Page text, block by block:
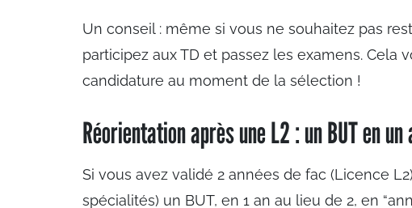
Un conseil : même si vous ne souhaitez pas
participez aux TD et passez les examens. Cela
candidature au moment de la sélection !
Réorientation après une L2 : un BUT en un
Si vous avez validé 2 années de fac (Licence
spécialités) un BUT, en 1 an au lieu de 2, en